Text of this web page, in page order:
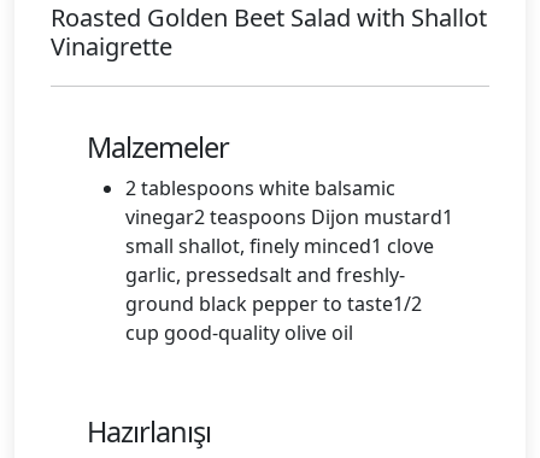
Roasted Golden Beet Salad with Shallot
Vinaigrette
Malzemeler
2 tablespoons white balsamic
vinegar2 teaspoons Dijon mustard1
small shallot, finely minced1 clove
garlic, pressedsalt and freshly-
ground black pepper to taste1/2
cup good-quality olive oil
Hazırlanışı